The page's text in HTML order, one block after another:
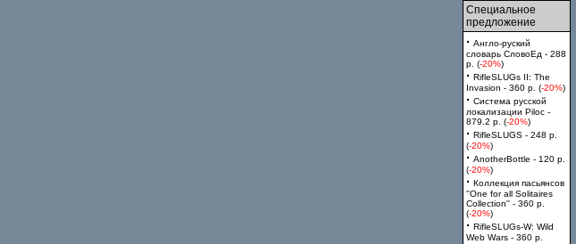
Специальное
предложение
· Англо-руский
словарь СловоЕд - 288
p. (-20%)
· RifleSLUGs II: The
Invasion - 360 p. (-20%)
· Система русской
локализации Piloc -
879.2 p. (-20%)
· RifleSLUGS - 248 p.
(-20%)
· AnotherBottle - 120 p.
(-20%)
· Коллекция пасьянсов
''One for all Solitaires
Collection'' - 360 p.
(-20%)
· RifleSLUGs-W: Wild
Web Wars - 360 p.